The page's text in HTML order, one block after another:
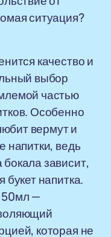
ситуация?
качество и
выбор
частью
Особенно
вермут и
напитки, ведь
зависит,
букет напитка.
—
которая не